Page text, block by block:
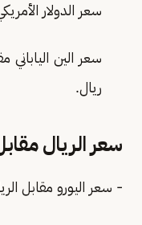
سعر الدولار الأمريكي
سعر الين الياباني
ريال.
سعر الريال
- سعر اليورو مقابل الريال اليوم